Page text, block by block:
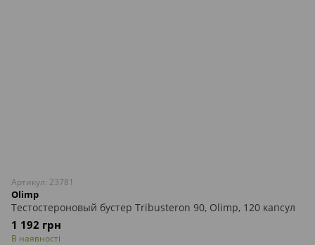
Артикул: 23781
Olimp
Тестостероновый бустер Tribusteron 90, Olimp, 120 капсул
1 192 грн
В наявності